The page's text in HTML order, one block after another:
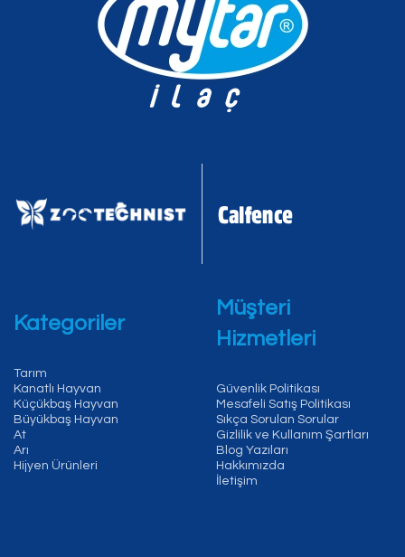
Kategoriler
Tarım
Kanatlı Hayvan
Küçükbaş Hayvan
Büyükbaş Hayvan
At
Arı
Hijyen Ürünleri
Müşteri
Hizmetleri
Güvenlik Politikası
Mesafeli Satış Politikası
Sıkça Sorulan Sorular
Gizlilik ve Kullanım Şartları
Blog Yazıları
Hakkımızda
İletişim